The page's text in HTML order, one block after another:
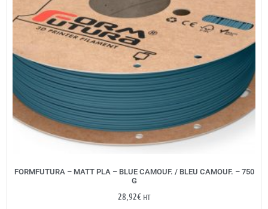
FORMFUTURA – MATT PLA – BLUE CAMOUF. / BLEU CAMOUF. – 750
G
28,92€ HT